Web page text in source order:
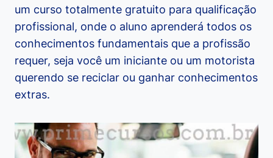
um curso totalmente gratuito para qualificação
profissional, onde o aluno aprenderá todos os
conhecimentos fundamentais que a profissão
requer, seja você um iniciante ou um motorista
querendo se reciclar ou ganhar conhecimentos
extras.